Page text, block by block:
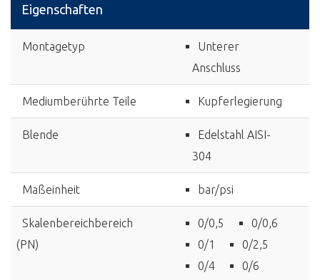
Eigenschaften
Montagetyp
Unterer
Anschluss
Mediumberührte Teile Kupferlegierung
Blende
Edelstahl AISI-
304
Maßeinheit bar/psi
Skalenbereichbereich
(PN)
0/0,5
0/0,6
0/1
0/2,5
0/4
0/6